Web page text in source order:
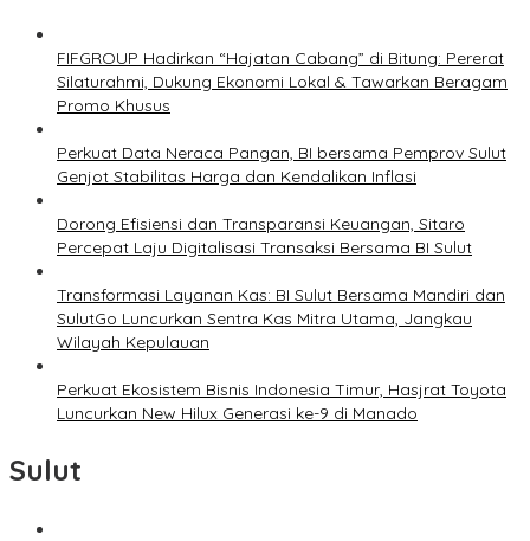
FIFGROUP Hadirkan “Hajatan Cabang” di Bitung: Pererat
Silaturahmi, Dukung Ekonomi Lokal & Tawarkan Beragam
Promo Khusus
Perkuat Data Neraca Pangan, BI bersama Pemprov Sulut
Genjot Stabilitas Harga dan Kendalikan Inflasi
Dorong Efisiensi dan Transparansi Keuangan, Sitaro
Percepat Laju Digitalisasi Transaksi Bersama BI Sulut
Transformasi Layanan Kas: BI Sulut Bersama Mandiri dan
SulutGo Luncurkan Sentra Kas Mitra Utama, Jangkau
Wilayah Kepulauan
Perkuat Ekosistem Bisnis Indonesia Timur, Hasjrat Toyota
Luncurkan New Hilux Generasi ke-9 di Manado
Sulut